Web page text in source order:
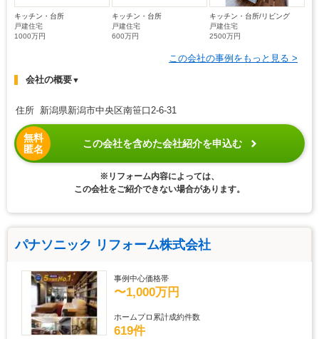
キッチン・台所
戸建住宅
1000万円
キッチン・台所
戸建住宅
600万円
キッチン・台所/リビング
戸建住宅
2500万円
この会社の事例をもっと見る >
会社の概要▼
住所 新潟県新潟市中央区南笹口2-6-31
無料
匿名
この会社を含めた会社紹介を申込む
※リフォーム内容によっては、
この会社をご紹介できない場合があります。
パナソニック リフォーム株式会社
事例中心価格帯
〜1,000万円
ホームプロ累計成約件数
619件